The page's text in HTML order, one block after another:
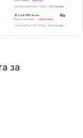
за